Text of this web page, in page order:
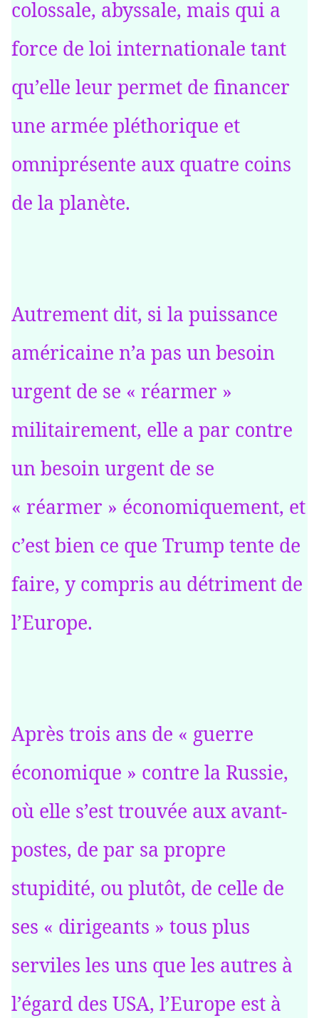
colossale, abyssale, mais qui a
force de loi internationale tant
qu’elle leur permet de financer
une armée pléthorique et
omniprésente aux quatre coins
de la planète.
Autrement dit, si la puissance
américaine n’a pas un besoin
urgent de se « réarmer »
militairement, elle a par contre
un besoin urgent de se
« réarmer » économiquement, et
c’est bien ce que Trump tente de
faire, y compris au détriment de
l’Europe.
Après trois ans de « guerre
économique » contre la Russie,
où elle s’est trouvée aux avant-
postes, de par sa propre
stupidité, ou plutôt, de celle de
ses « dirigeants » tous plus
serviles les uns que les autres à
l’égard des USA, l’Europe est à